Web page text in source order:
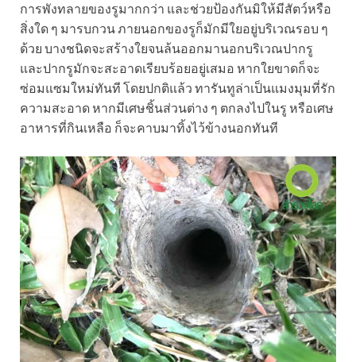
การพังทลายของรูมากกว่า และช่วยป้องกันมิให้มีสัตว์หรือ
สิ่งใด ๆ มารบกวน ภายนอกของรูก็มักมีใยอยู่บริเวณรอบ ๆ
ด้วย บางชนิดจะสร้างใยจนล้นออกมานอกบริเวณปากรู
และปากรูมักจะสะอาดเรียบร้อยอยู่เสมอ หากใยขาดก็จะ
ซ่อมแซมใหม่ทันที โดยปกติแล้ว ทารันทูล่าเป็นแมงมุมที่รัก
ความสะอาด หากมีเศษชิ้นส่วนต่าง ๆ ตกลงไปในรู หรือเศษ
อาหารที่กินเหลือ ก็จะคาบมาทิ้งไว้ข้างนอกทันที